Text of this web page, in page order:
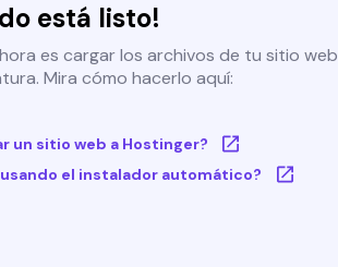
está listo!
es cargar los archivos de tu sitio web
Mira cómo hacerlo aquí:
un sitio web a Hostinger?
el instalador automático?